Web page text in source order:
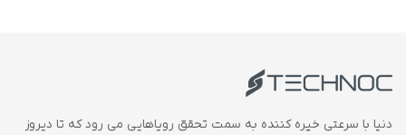
دنیا با سرعتی خیره کننده به سمت تحقق رویاهایی می رود که تا دیروز